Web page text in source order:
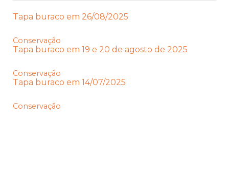
Tapa buraco em 26/08/2025
Conservação
Tapa buraco em 19 e 20 de agosto de 2025
Conservação
Tapa buraco em 14/07/2025
Conservação